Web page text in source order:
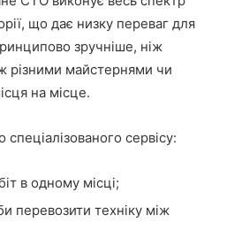
що дає низку переваг для
зручніше, ніж
різними майстернями чи
на місце.
сервісу:
в одному місці;
перевозити техніку між